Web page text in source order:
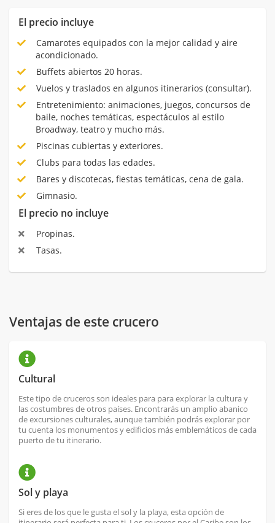
El precio incluye
Camarotes equipados con la mejor calidad y aire
acondicionado.
Buffets abiertos 20 horas.
Vuelos y traslados en algunos itinerarios (consultar).
Entretenimiento: animaciones, juegos, concursos de
baile, noches temáticas, espectáculos al estilo
Broadway, teatro y mucho más.
Piscinas cubiertas y exteriores.
Clubs para todas las edades.
Bares y discotecas, fiestas temáticas, cena de gala.
Gimnasio.
El precio no incluye
Propinas.
Tasas.
Ventajas de este crucero
Cultural
Este tipo de cruceros son ideales para para explorar la cultura y
las costumbres de otros países. Encontrarás un amplio abanico
de excursiones culturales, aunque también podrás explorar por
tu cuenta los monumentos y edificios más emblemáticos de cada
puerto de tu itinerario.
Sol y playa
Si eres de los que le gusta el sol y la playa, esta opción de